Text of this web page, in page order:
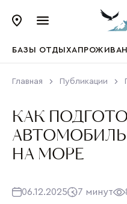
БАЗЫ ОТДЫХА
Главная Публикации
КАК
АВТОМОБИЛЬ
НА МОРЕ
06.12.2025 7 минут